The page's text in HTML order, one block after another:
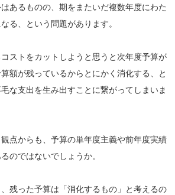
あるものの、期をまたいだ複数年度にわた
る、という問題があります。
ストをカットしようと思うと次年度予算が
額が残っているからとにかく消化する、と
な支出を生み出すことに繋がってしまいま
点からも、予算の単年度主義や前年度実績
のではないでしょうか。
残った予算は「消化するもの」と考えるの